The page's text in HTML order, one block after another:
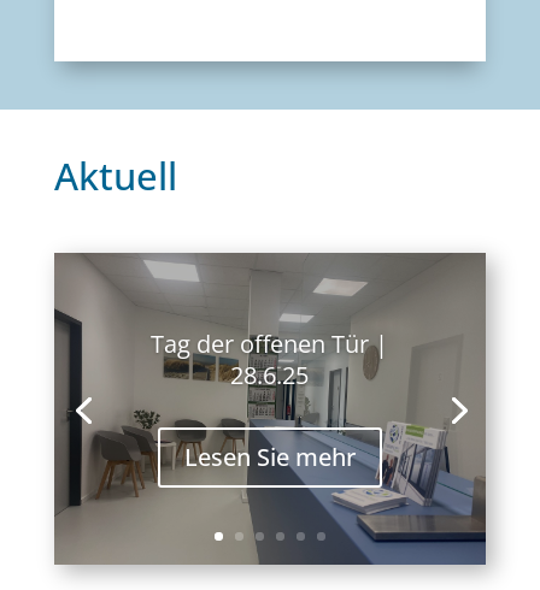
Aktuell
Tag der offenen Tür |
28.6.25
Lesen Sie mehr